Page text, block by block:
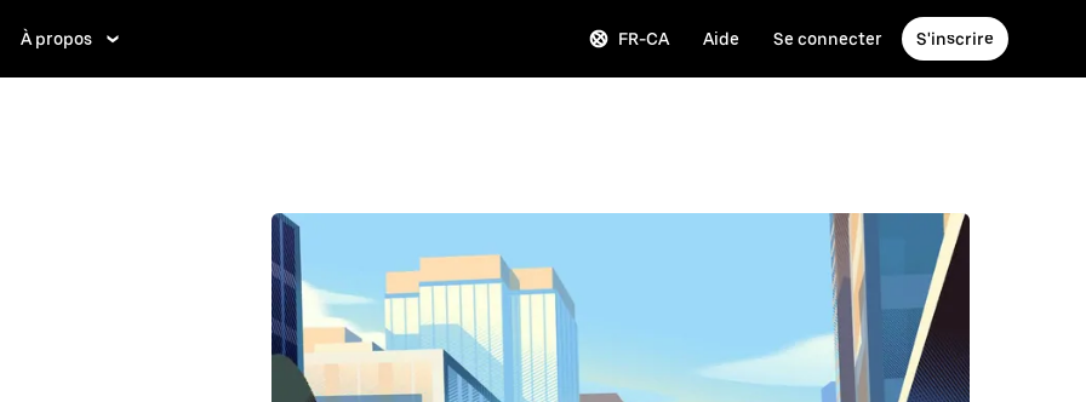
À propos FR-CA Aide Se connecter S'inscrire